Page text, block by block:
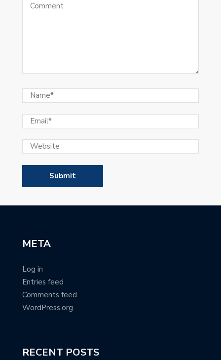
META
Log in
Entries feed
Comments feed
WordPress.org
RECENT POSTS